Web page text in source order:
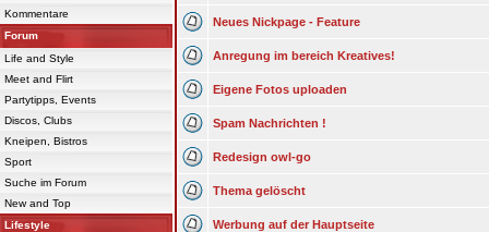
Kommentare
Forum
Life and Style
Meet and Flirt
Partytipps, Events
Discos, Clubs
Kneipen, Bistros
Sport
Suche im Forum
New and Top
Lifestyle
Neues Nickpage - Feature
Anregung im bereich Kreatives!
Eigene Fotos uploaden
Spam Nachrichten !
Redesign owl-go
Thema gelöscht
Werbung auf der Hauptseite